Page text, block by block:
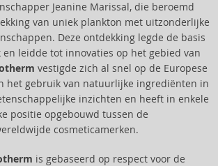
Jeanine Marissal, die beroemd
van uniek plankton met uitzonderlijke
Deze ontdekking legde de basis
leidde tot innovaties op het gebied van
vestigde zich al snel op de Europese
het gebruik van natuurlijke ingrediënten in
inzichten en heeft in enkele
positie opgebouwd tussen de
cosmeticamerken.
is gebaseerd op respect voor de